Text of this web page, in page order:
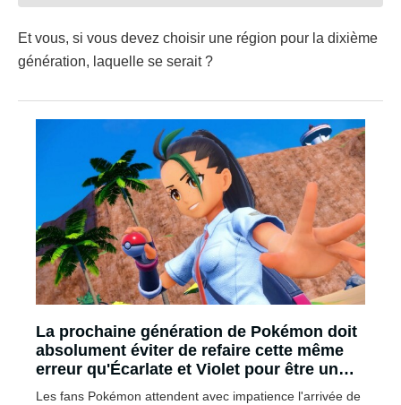
Et vous, si vous devez choisir une région pour la dixième
génération, laquelle se serait ?
La prochaine génération de Pokémon doit
absolument éviter de refaire cette même
erreur qu'Écarlate et Violet pour être un
vrai succès
Les fans Pokémon attendent avec impatience l'arrivée de